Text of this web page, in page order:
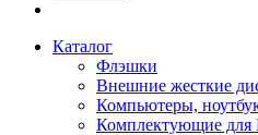
Каталог
Флэшки
Внешние жесткие
Компьютеры,
Комплектующие